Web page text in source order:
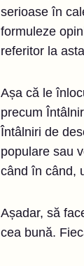
serioase în
formuleze
referitor la
Așa că le
precum
Întâlniri de
populare sau
când în când,
Așadar, să
cea bună.